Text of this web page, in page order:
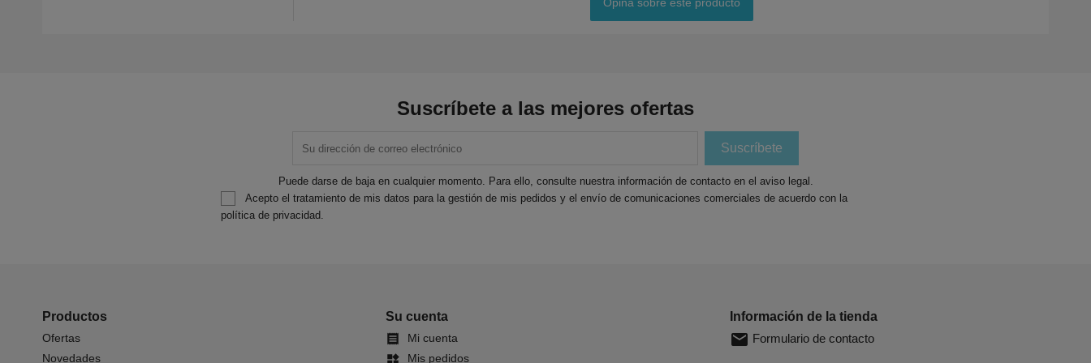
Suscríbete a las mejores ofertas
Puede darse de baja en cualquier momento. Para ello, consulte nuestra información de contacto en el aviso legal.
Acepto el tratamiento de mis datos para la gestión de mis pedidos y el envío de comunicaciones comerciales de acuerdo con la
política de privacidad.
Productos
Ofertas
Novedades
Su cuenta
 Mi cuenta
widgets Mis pedidos
Información de la tienda
email Formulario de contacto